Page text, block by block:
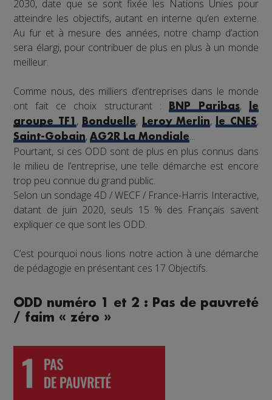
2030, date que se sont fixée les Nations Unies pour
atteindre les objectifs, autant en interne qu’en externe.
Au fur et à mesure des années, notre champ d’action
sera élargi, pour contribuer de plus en plus à un monde
meilleur.
Comme nous, des milliers d’entreprises dans le monde
ont fait ce choix structurant :
BNP Paribas,
le
groupe TF1 , Bonduelle, Leroy Merlin, le CNES,
Saint-Gobain,AG2R La Mondiale...
Pourtant, si ces ODD sont de plus en plus connus dans
le milieu de l’entreprise, une telle démarche est encore
trop peu connue du grand public.
Selon un sondage 4D / WECF / France-Harris Interactive,
datant de juin 2020, seuls 15 % des Français savent
expliquer ce que sont les ODD.
C’est pourquoi nous lions notre action à une démarche
de pédagogie en présentant ces 17 Objectifs.
ODD numéro 1 et 2 : Pas de pauvreté
/ faim « zéro »